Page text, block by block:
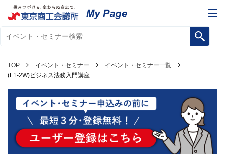
TOP イベント・セミナー
イベント・セミナー一覧
(F1-2W)ビジネス法務入門講座